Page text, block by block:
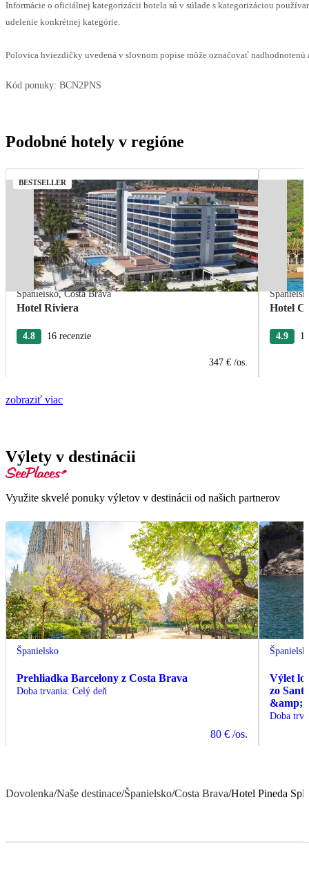
Informácie o oficiálnej kategorizácii hotela sú v súlade s kategorizáciou
udelenie konkrétnej kategórie.
Polovica hviezdičky uvedená v slovnom popise môže označovať
Kód ponuky: BCN2PNS
Podobné hotely v regióne
BESTSELLER
Španielsko,Costa Brava
Hotel Riviera
4.8 16 recenzie
347 € /os.
Hotel
4.9
zobraziť viac
Výlety v destinácii
Využite skvelé ponuky výletov v destinácii od našich partnerov
Španielsko
Prehliadka Barcelony z Costa Brava
Doba trvania: Celý deň
80 € /os.
Výlet
zo
&amp;
Doba
Dovolenka/Naše destinace/Španielsko/Costa Brava/Hotel Pineda